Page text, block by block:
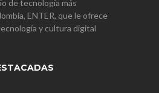
de tecnología más
ENTER, que le ofrece
y cultura digital